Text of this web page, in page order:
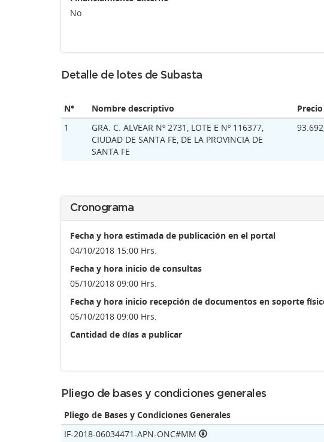
No
Detalle de lotes de Subasta
N° Nombre descriptivo
1
GRA. C. ALVEAR Nº 2731, LOTE E Nº 116377,
CIUDAD DE SANTA FE, DE LA PROVINCIA DE
SANTA FE
Cronograma
Fecha y hora estimada de publicación en el portal
04/10/2018 15:00 Hrs.
Fecha y hora inicio de consultas
05/10/2018 09:00 Hrs.
Fecha y hora inicio recepción de documentos en soporte
05/10/2018 09:00 Hrs.
Cantidad de días a publicar
Pliego de bases y condiciones generales
Pliego de Bases y Condiciones Generales
IF-2018-06034471-APN-ONC#MM